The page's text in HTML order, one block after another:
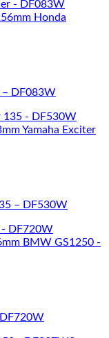
DF083W
– DF530W